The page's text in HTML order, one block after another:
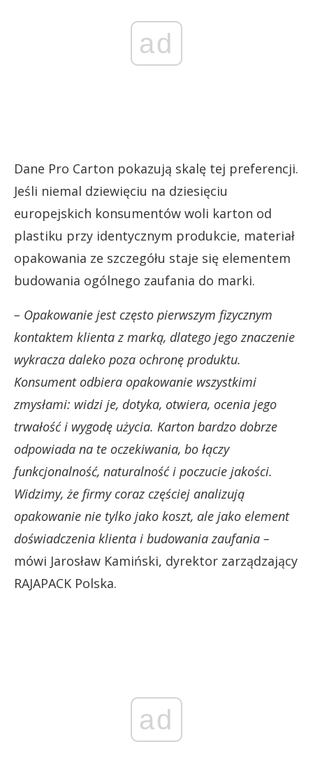
ad
Dane Pro Carton pokazują skalę tej preferencji.
Jeśli niemal dziewięciu na dziesięciu
europejskich konsumentów woli karton od
plastiku przy identycznym produkcie, materiał
opakowania ze szczegółu staje się elementem
budowania ogólnego zaufania do marki.
– Opakowanie jest często pierwszym fizycznym
kontaktem klienta z marką, dlatego jego znaczenie
wykracza daleko poza ochronę produktu.
Konsument odbiera opakowanie wszystkimi
zmysłami: widzi je, dotyka, otwiera, ocenia jego
trwałość i wygodę użycia. Karton bardzo dobrze
odpowiada na te oczekiwania, bo łączy
funkcjonalność, naturalność i poczucie jakości.
Widzimy, że firmy coraz częściej analizują
opakowanie nie tylko jako koszt, ale jako element
doświadczenia klienta i budowania zaufania –
mówi Jarosław Kamiński, dyrektor zarządzający
RAJAPACK Polska.
ad